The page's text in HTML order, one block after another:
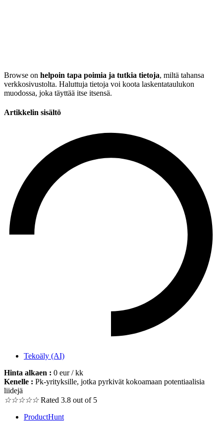
Browse on helpoin tapa poimia ja tutkia tietoja, miltä tahansa
verkkosivustolta. Haluttuja tietoja voi koota laskentataulukon
muodossa, joka täyttää itse itsensä.
Artikkelin sisältö
Tekoäly (AI)
Hinta alkaen : 0 eur / kk
Kenelle : Pk-yrityksille, jotka pyrkivät kokoamaan potentiaalisia
liidejä
☆☆☆☆☆ Rated 3.8 out of 5
ProductHunt